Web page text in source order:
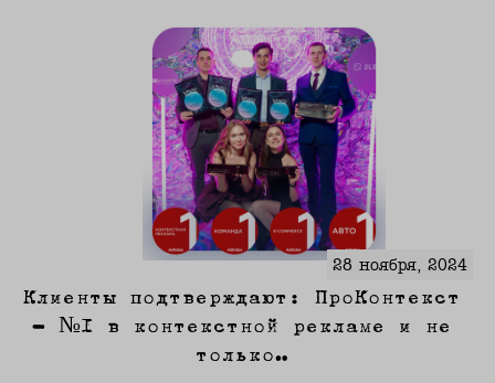
28 ноября, 2024
Клиенты подтверждают: ПроКонтекст
– №1 в контекстной рекламе и не
только…